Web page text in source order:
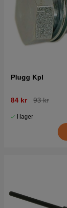
Plugg Kpl
84 kr 93 kr
I lager